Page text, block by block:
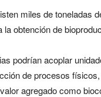
miles de toneladas
obtención de
podrían acoplar
de procesos
agregado como